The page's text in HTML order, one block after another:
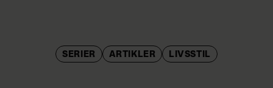
SERIER ARTIKLER LIVSSTIL